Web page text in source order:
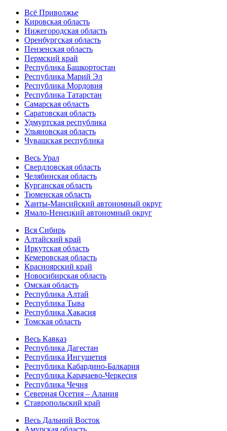
Всё Приволжье
Кировская область
Нижегородская область
Оренбургская область
Пензенская область
Пермский край
Республика Башкортостан
Республика Марий Эл
Республика Мордовия
Республика Татарстан
Самарская область
Саратовская область
Удмуртская республика
Ульяновская область
Чувашская республика
Весь Урал
Свердловская область
Челябинская область
Курганская область
Тюменская область
Ханты-Мансийский автономный округ
Ямало-Ненецкий автономный округ
Вся Сибирь
Алтайский край
Иркутская область
Кемеровская область
Красноярский край
Новосибирская область
Омская область
Республика Алтай
Республика Тыва
Республика Хакасия
Томская область
Весь Кавказ
Республика Дагестан
Республика Ингушетия
Республика Кабардино-Балкария
Республика Карачаево-Черкесия
Республика Чечня
Северная Осетия – Алания
Ставропольский край
Весь Дальний Восток
Амурская область